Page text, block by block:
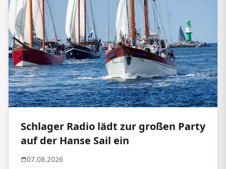
Schlager Radio lädt zur großen Party
auf der Hanse Sail ein
07.08.2026